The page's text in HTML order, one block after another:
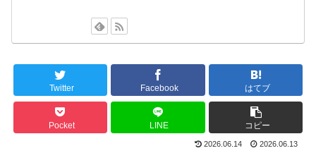
Twitter Facebook はてブ
Pocket LINE コピー
2026.06.14 2026.06.13